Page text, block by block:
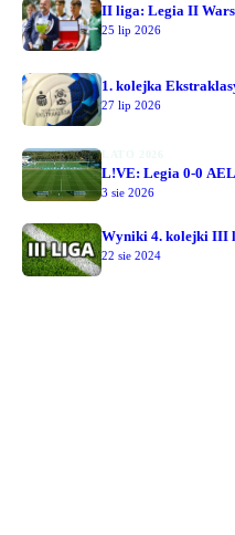
II liga: Legia II
25 lip 2026
1. kolejka
27 lip 2026
L!VE: Legia 0-0 AEL
3 sie 2026
Wyniki 4. kolejki III
22 sie 2024